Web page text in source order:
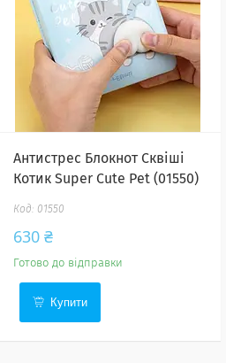
Антистрес Блокнот Сквіші
Котик Super Cute Pet (01550)
01550
630 ₴
Готово до відправки
Купити